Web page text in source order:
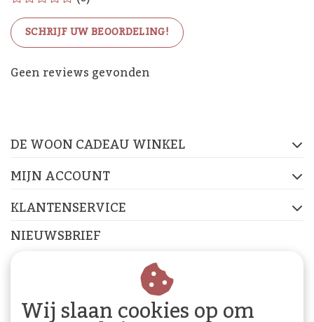
SCHRIJF UW BEOORDELING!
Geen reviews gevonden
De Woon Cadeau Winkel
DE WOON CADEAU WINKEL
MIJN ACCOUNT
KLANTENSERVICE
NIEUWSBRIEF
Abonneer je op onze nieuwsbrief om op de hoogte te
Wij slaan cookies op om